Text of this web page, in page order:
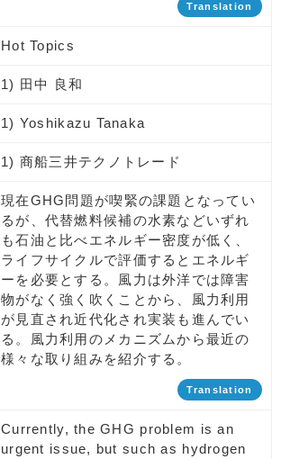
Translation
Hot Topics
1) 田中 良和
1) Yoshikazu Tanaka
1) 商船三井テクノトレード
現在GHG問題が喫緊の課題となってい
るが、代替燃料候補の水素などいずれ
も石油と比べエネルギー密度が低く、
ライフサイクルで評価するとエネルギ
ーを必要とする。風力は外洋では障害
物がなく強く吹くことから、風力利用
が見直され近代化され実装も進んでい
る。風力利用のメカニズムから最近の
様々な取り組みを紹介する。
Translation
Currently, the GHG problem is an
urgent issue, but such as hydrogen